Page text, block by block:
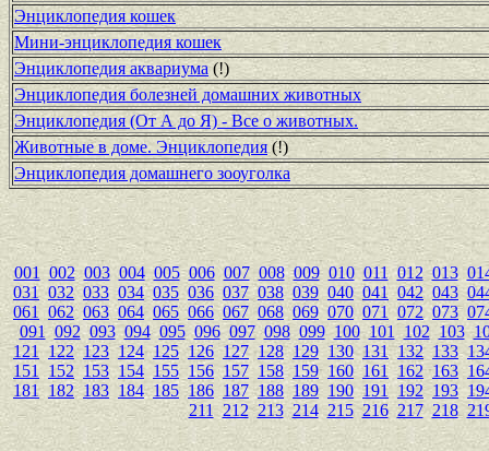
Энциклопедия кошек
Мини-энциклопедия кошек
Энциклопедия аквариума (!)
Энциклопедия болезней домашних животных
Энциклопедия (От А до Я) - Все о животных.
Животные в доме. Энциклопедия(!)
Энциклопедия домашнего зооуголка
001 002 003 004 005 006 007 008 009 010 011 012 013
031 032 033 034 035 036 037 038 039 040 041 042 043
061
062 063 064 065 066 067 068 069 070 071 072 073
091 092 093 094 095 096 097 098 099 100 101 102 103
121 122 123 124 125 126 127 128 129 130 131 132 133
151
152 153 154 155 156 157 158 159 160 161 162 163
181 182 183 184 185 186 187 188 189 190 191 192 193
211
212 213 214 215 216 217 218